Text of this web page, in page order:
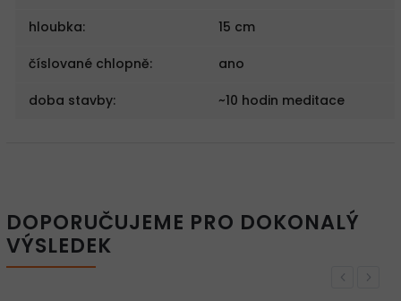
hloubka: 15 cm
číslované chlopně: ano
doba stavby: ~10 hodin meditace
DOPORUČUJEME PRO DOKONALÝ
VÝSLEDEK
Previous
Next